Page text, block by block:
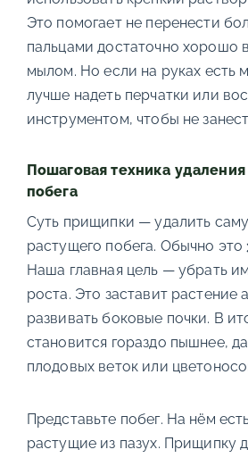
Это помогает не перенести
пальцами достаточно хорошо
мылом. Но если на руках есть
лучше надеть перчатки или
инструментом, чтобы не
Пошаговая техника
побега
Суть прищипки — удалить
растущего побега. Обычно это
Наша главная цель — убрать
роста. Это заставит растение
развивать боковые почки. В
становится гораздо пышнее,
плодовых веток или
Представьте побег. На нём
растущие из пазух. Прищипку